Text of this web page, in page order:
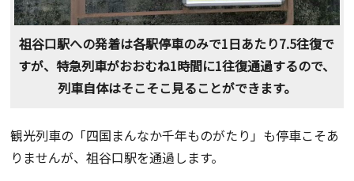
祖谷口駅への発着は各駅停車のみで1日あたり7.5往復で
すが、特急列車がおおむね1時間に1往復通過するので、
列車自体はそこそこ見ることができます。
観光列車の「四国まんなか千年ものがたり」も停車こそあ
りませんが、祖谷口駅を通過します。